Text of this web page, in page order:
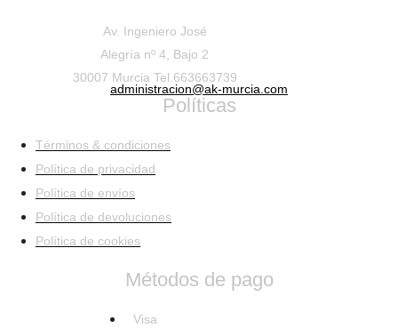
Av. Ingeniero José
Alegría nº 4, Bajo 2
30007 Murcia Tel.663663739
administracion@ak-murcia.com
Políticas
Términos & condiciones
Política de privacidad
Política de envíos
Política de devoluciones
Política de cookies
Métodos de pago
Visa